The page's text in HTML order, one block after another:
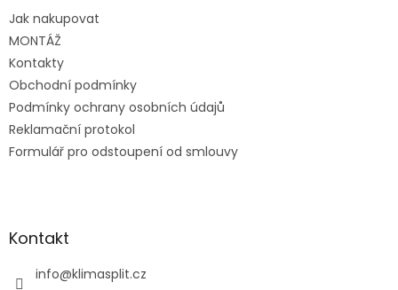
Jak nakupovat
MONTÁŽ
Kontakty
Obchodní podmínky
Podmínky ochrany osobních údajů
Reklamační protokol
Formulář pro odstoupení od smlouvy
Kontakt
info@klimasplit.cz